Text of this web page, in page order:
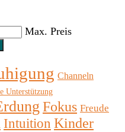
Max. Preis
Channeln
Unterstützung
Fokus Freude
Intuition Kinder